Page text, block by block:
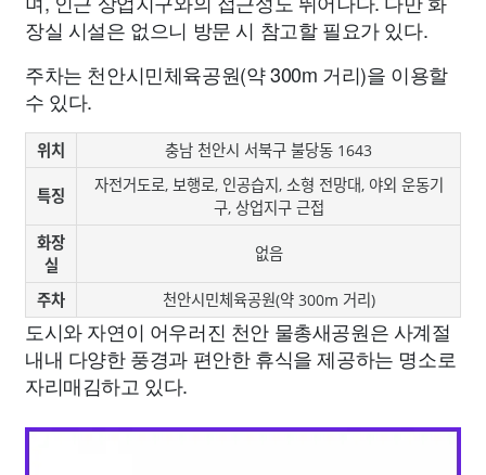
장실 시설은 없으니 방문 시 참고할 필요가 있다.
주차는 천안시민체육공원(약 300m 거리)을 이용할
수 있다.
위치 충남 천안시 서북구 불당동 1643
특징
자전거도로, 보행로, 인공습지, 소형 전망대, 야외 운동기
구, 상업지구 근접
화장
실
없음
주차 천안시민체육공원(약 300m 거리)
도시와 자연이 어우러진 천안 물총새공원은 사계절
내내 다양한 풍경과 편안한 휴식을 제공하는 명소로
자리매김하고 있다.